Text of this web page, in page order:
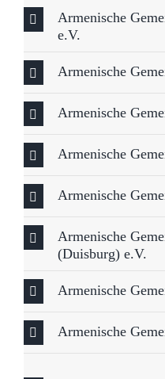
Armenische
e.V.
Armenische
Armenische
Armenische
Armenische
Armenische
(Duisburg) e.V.
Armenische
Armenische